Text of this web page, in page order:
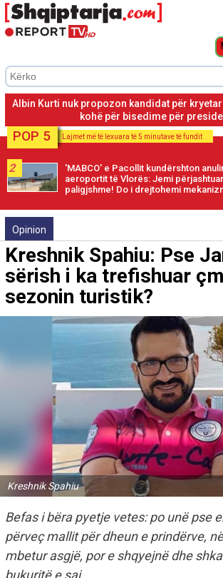
Albin Kurti nuk propozon kandidat për
kohë për bisedime për
POP 5 Lajmet më të lexuara të 5 minutave të fundit
2
'MABCO' e Pacollit kundërshton
aeroportit të Vlorës: Jemi
paligjshme! Do i drejtohemi
Opinion
Kreshnik Spahiu: Pse
sërish i ka trefishuar
sezonin turistik?
Kreshnik Spahiu
Befas i bëra pyetje vetes: po unë pse
përveç mallit për dheun e prindërve,
mbetur asgjë, por e shqyejnë dhe
bukuritë e saj.